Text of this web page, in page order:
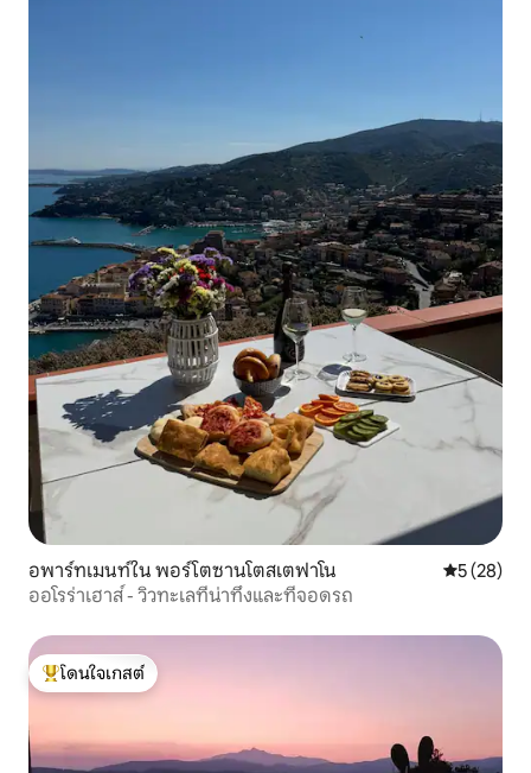
อพาร์ทเมนท์ใน พอร์โตซานโตสเตฟาโน คะแนนเฉลี่
5 (28)
ออโรร่าเฮาส์ - วิวทะเลที่น่าทึ่งและที่จอดรถ
โดนใจเกสต์ที่สุด
โดนใจเกสต์